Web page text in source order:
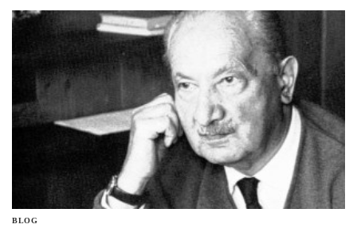
Emmanuel Faye e il Corriere della Sera…
BLOG